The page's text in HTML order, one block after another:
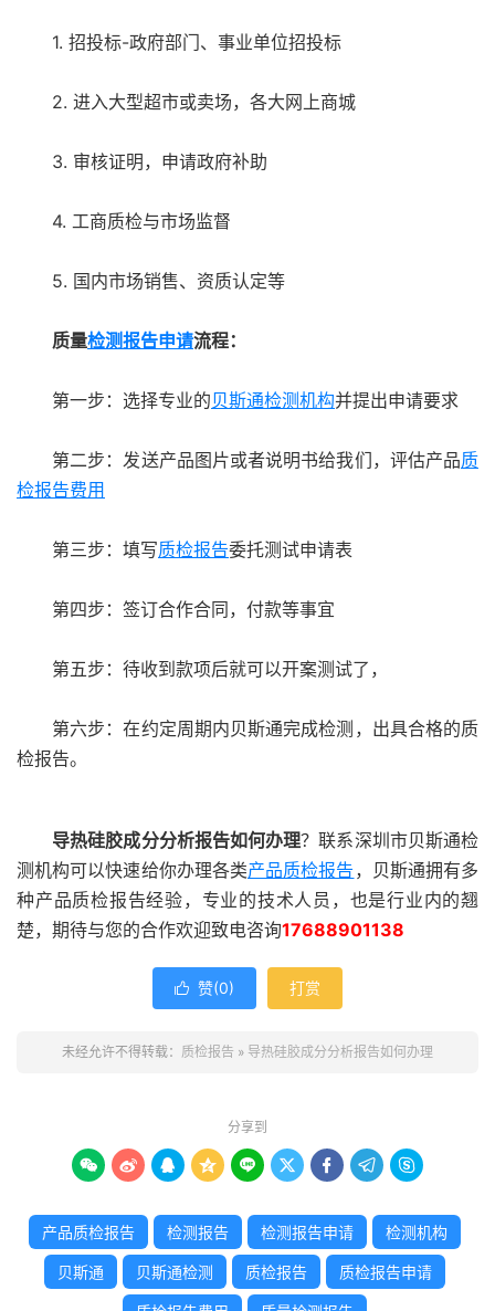
1. 招投标-政府部门、事业单位招投标
2. 进入大型超市或卖场，各大网上商城
3. 审核证明，申请政府补助
4. 工商质检与市场监督
5. 国内市场销售、资质认定等
质量检测报告申请流程：
第一步：选择专业的贝斯通检测机构并提出申请要求
第二步：发送产品图片或者说明书给我们，评估产品质
检报告费用
第三步：填写质检报告委托测试申请表
第四步：签订合作合同，付款等事宜
第五步：待收到款项后就可以开案测试了，
第六步：在约定周期内贝斯通完成检测，出具合格的质
检报告。
导热硅胶成分分析报告如何办理？联系深圳市贝斯通检
测机构可以快速给你办理各类产品质检报告 ，贝斯通拥有多
种产品质检报告经验，专业的技术人员，也是行业内的翘
楚，期待与您的合作欢迎致电咨询17688901138
 赞(0) 打赏
未经允许不得转载： 质检报告 » 导热硅胶成分分析报告如何办理
分享到
        
产品质检报告 检测报告 检测报告申请 检测机构
贝斯通 贝斯通检测 质检报告 质检报告申请